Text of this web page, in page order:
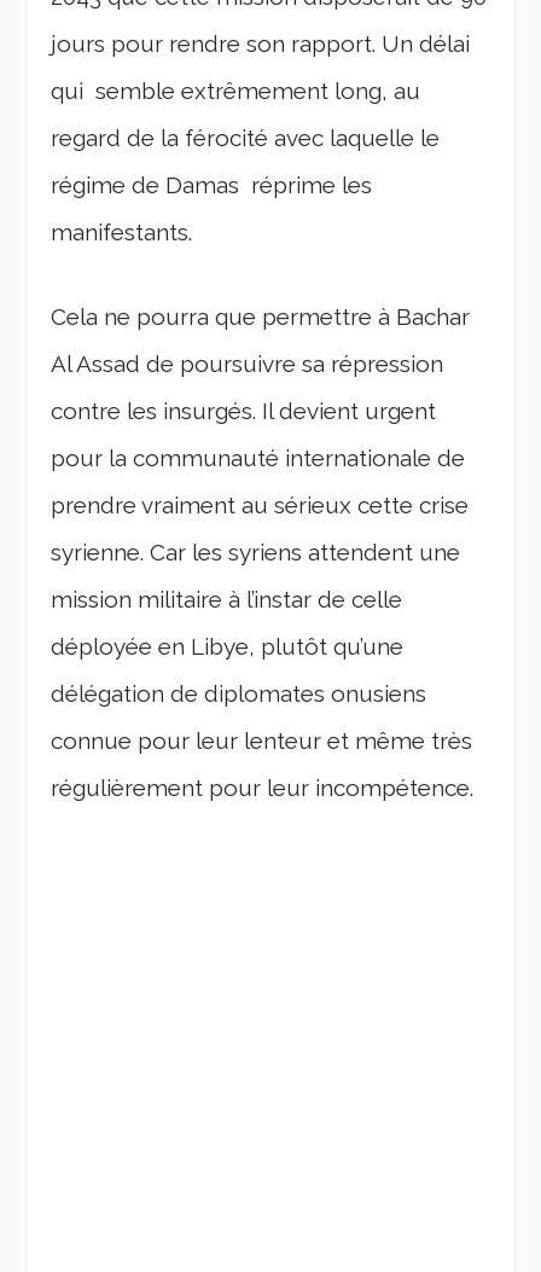
jours pour rendre son rapport. Un délai
qui semble extrêmement long, au
regard de la férocité avec laquelle le
régime de Damas réprime les
manifestants.
Cela ne pourra que permettre à Bachar
Al Assad de poursuivre sa répression
contre les insurgés. Il devient urgent
pour la communauté internationale de
prendre vraiment au sérieux cette crise
syrienne. Car les syriens attendent une
mission militaire à l’instar de celle
déployée en Libye, plutôt qu’une
délégation de diplomates onusiens
connue pour leur lenteur et même très
régulièrement pour leur incompétence.